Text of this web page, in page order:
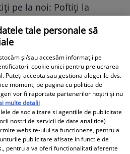
pe la noi: Poftiți la
Mirela Vaida și
Trandafir, în centrul
după provocarea lui Nea
tale personale să
și/sau accesăm informații pe
cookie unici pentru prelucrarea
Puteți accepta sau gestiona alegerile dvs.
moment, pe pagina cu politica de
vor fi raportate partenerilor noștri și nu
multe detalii
de socializare si agentiile de publicitate
nostri de servicii de date analitice)
website-ului sa functioneze, pentru a
publicitare afisate in functie de
pentru a va oferi functionalitati aferente